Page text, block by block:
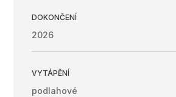
DOKONČENÍ
2026
VYTÁPĚNÍ
podlahové